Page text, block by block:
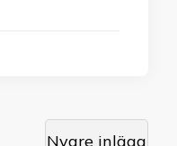
Nyare inlägg